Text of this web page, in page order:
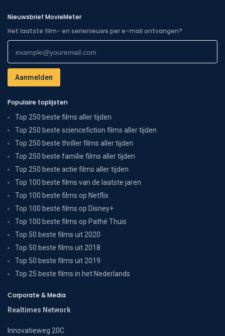
Nieuwsbrief MovieMeter
Het laatste film- en serienieuws per e-mail ontvangen?
Populaire toplijsten
Top 250 beste films aller tijden
Top 250 beste sciencefiction films aller tijden
Top 250 beste thriller films aller tijden
Top 250 beste familie films aller tijden
Top 250 beste actie films aller tijden
Top 100 beste films van de laatste jaren
Top 100 beste films op Netflix
Top 100 beste films op Disney+
Top 100 beste films op Pathé Thuis
Top 50 beste films uit 2020
Top 50 beste films uit 2018
Top 50 beste films uit 2019
Top 25 beste films in het Nederlands
Corporate & Media
Realtimes Network
Innovatieweg 20C